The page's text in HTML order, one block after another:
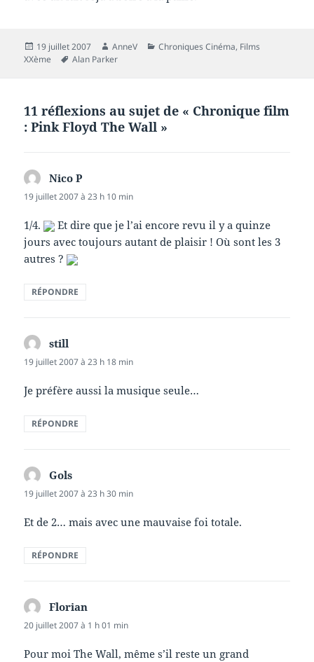
Publié
le
19 juillet 2007 Auteur
AnneV Catégories
Chroniques Cinéma, Films
XXème
Mots-
Alan Parker
11 réflexions au sujet de « Chronique film
: Pink Floyd The Wall »
Nico P
19 juillet 2007 à 23 h 10 min
1/4.
Et dire que je l’ai encore revu il y a quinze
jours avec toujours autant de plaisir ! Où sont les 3
autres ?
RÉPONDRE
still
19 juillet 2007 à 23 h 18 min
Je préfère aussi la musique seule…
RÉPONDRE
Gols
19 juillet 2007 à 23 h 30 min
Et de 2… mais avec une mauvaise foi totale.
RÉPONDRE
Florian
20 juillet 2007 à 1 h 01 min
Pour moi The Wall, même s’il reste un grand